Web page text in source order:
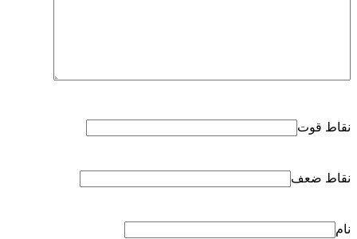
نقاط قوت
نقاط ضعف
نام